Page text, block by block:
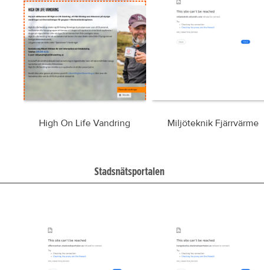
High On Life Vandring Miljöteknik Fjärrvärme
Stadsnätsportalen